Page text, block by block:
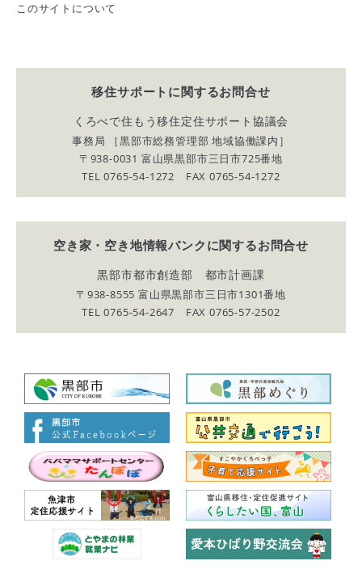
このサイトについて
移住サポートに関するお問合せ
くろべで住もう移住定住サポート協議会
事務局 ［黒部市総務管理部 地域協働課内］
〒938-0031 富山県黒部市三日市725番地
TEL 0765-54-1272 FAX 0765-54-1272
空き家・空き地情報バンクに関するお問合せ
黒部市都市創造部 都市計画課
〒938-8555 富山県黒部市三日市1301番地
TEL 0765-54-2647 FAX 0765-57-2502